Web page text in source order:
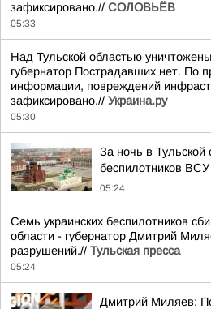
зафиксировано.// СОЛОВЬЁВ
05:33
Над Тульской областью
губернатор Пострадавших нет. По
информации, повреждений
зафиксировано.// Украина.ру
05:30
За ночь в Тульской
беспилотников ВСУ
05:24
Семь украинских беспилотников
области - губернатор Дмитрий
разрушений.// Тульская пресса
05:24
Дмитрий Миляев: